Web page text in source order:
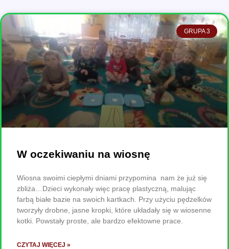
GRUPA 3
W oczekiwaniu na wiosnę
Wiosna swoimi ciepłymi dniami przypomina nam że już się
zbliża…Dzieci wykonały więc pracę plastyczną, malując
farbą białe bazie na swoich kartkach. Przy użyciu pędzelków
tworzyły drobne, jasne kropki, które układały się w wiosenne
kotki. Powstały proste, ale bardzo efektowne prace.
CZYTAJ WIĘCEJ »